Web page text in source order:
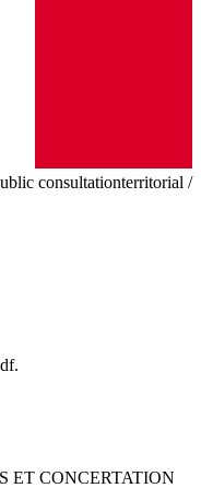
consultationterritorial /
ET CONCERTATION